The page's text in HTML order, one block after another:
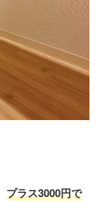
プラス3000円で